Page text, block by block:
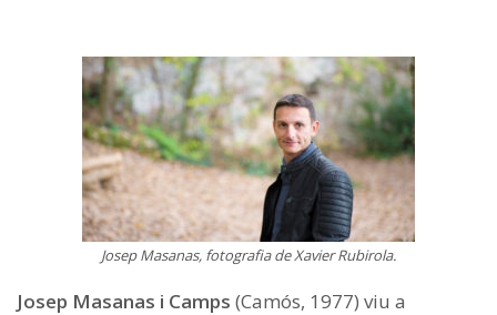
Josep Masanas, fotografia de Xavier Rubirola.
Josep Masanas i Camps (Camós, 1977) viu a